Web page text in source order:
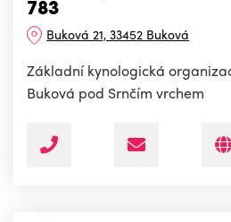
783
Buková 21, 33452 Buková
Základní kynologická
Buková pod Srnčím vrchem